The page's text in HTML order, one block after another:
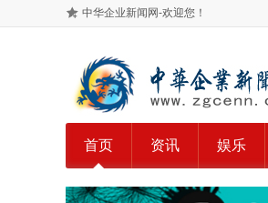
中华企业新闻网-欢迎您！
首页 资讯 娱乐